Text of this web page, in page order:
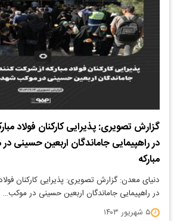
گزارش تصویری: پذیرایی کارکنان فولاد
در راهپیمایی جاماندگان اربعین حسینی
مبارکه
دنیای معدن: گزارش تصویری: پذیرایی کارکنان
در راهپیمایی جاماندگان اربعین حسینی در موکب…
۵ شهریور ۱۴۰۳